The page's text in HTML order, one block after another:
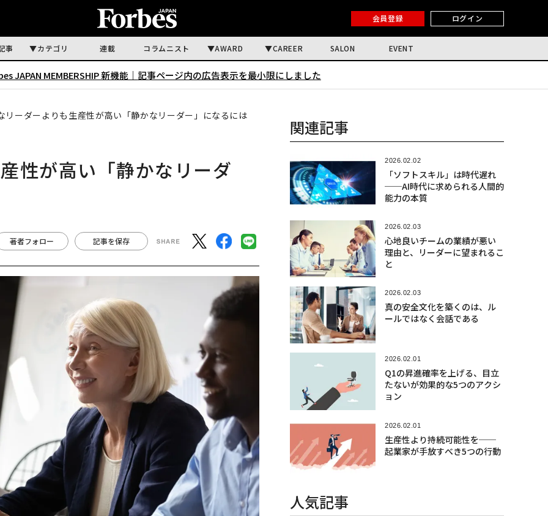
会員登録 ログイン
事 カテゴリ 連載 コラムニスト AWARD CAREER SALON EVENT
JAPAN MEMBERSHIP 新機能｜ 記事ページ内の広告表示を最小限にしました
リーダーよりも生産性が高い「静かなリーダー」になるには
性が高い「静かなリーダ
著者フォロー 記事を保存
関連記事
2026.02.02
「ソフトスキル」は時代遅れ
──AI時代に求められる人間的
能力の本質
2026.02.03
心地良いチームの業績が悪い
理由と、リーダーに望まれるこ
と
2026.02.03
真の安全文化を築くのは、ル
ールではなく会話である
2026.02.01
Q1の昇進確率を上げる、目立
たないが効果的な5つのアクシ
ョン
2026.02.01
生産性より持続可能性を──
起業家が手放すべき5つの行動
人気記事